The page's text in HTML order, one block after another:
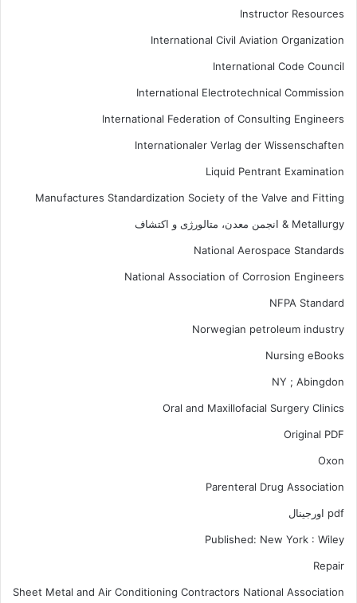
Instructor Resources
International Civil Aviation Organization
International Code Council
International Electrotechnical Commission
International Federation of Consulting Engineers
Internationaler Verlag der Wissenschaften
Liquid Pentrant Examination
Manufactures Standardization Society of the Valve and Fitting
Metallurgy & انجمن معدن، متالورژی و اکتشاف
National Aerospace Standards
National Association of Corrosion Engineers
NFPA Standard
Norwegian petroleum industry
Nursing eBooks
NY ; Abingdon
Oral and Maxillofacial Surgery Clinics
Original PDF
Oxon
Parenteral Drug Association
pdf اورجینال
Published: New York : Wiley
Repair
Sheet Metal and Air Conditioning Contractors National Association